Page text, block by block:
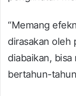
“Memang
dirasakan oleh
diabaikan,
bertahun-